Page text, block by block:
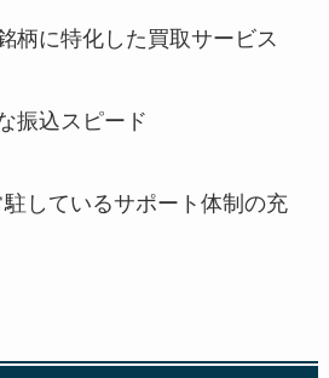
柄に特化した買取サービス
振込スピード
駐しているサポート体制の充